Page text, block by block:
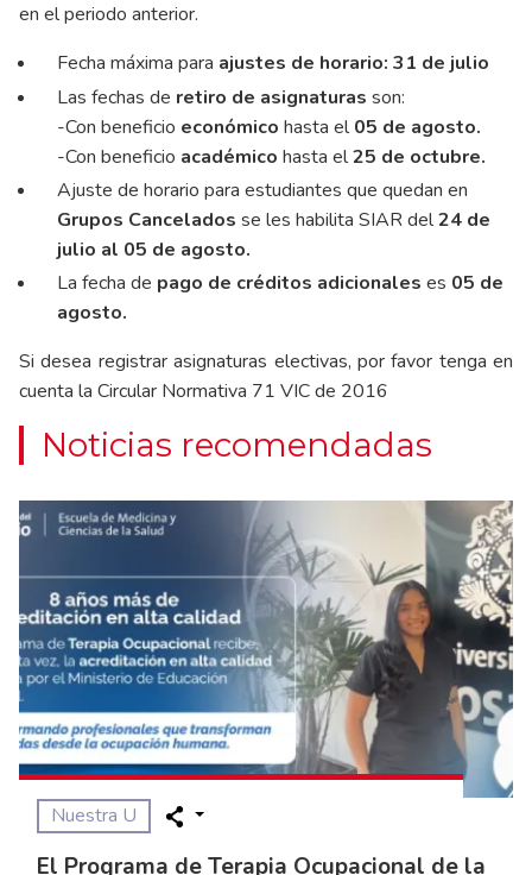
en el periodo anterior.
Fecha máxima para ajustes de horario: 31 de julio
Las fechas de retiro de asignaturas son:
-Con beneficio económico hasta el05 de agosto.
-Con beneficio académico hasta el25 de octubre.
Ajuste de horario para estudiantes que quedan en
Grupos Cancelados se les habilita SIAR del24 de
julio al 05 de agosto.
La fecha de pago de créditos adicionales es 05 de
agosto.
Si desea registrar asignaturas electivas, por favor tenga en
cuenta la Circular Normativa 71 VIC de 2016
Noticias recomendadas
Nuestra U
El Programa de Terapia Ocupacional de la